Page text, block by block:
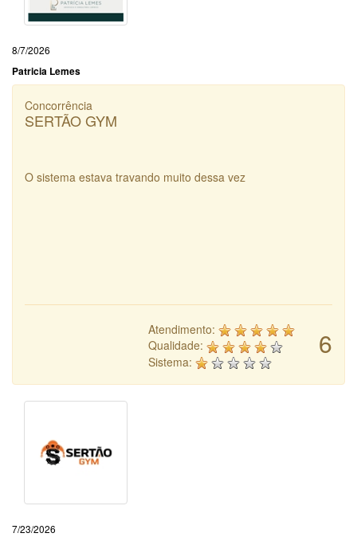
8/7/2026
Patricia Lemes
Concorrência
SERTÃO GYM
O sistema estava travando muito dessa vez
6
Atendimento:
Qualidade:
Sistema:
7/23/2026